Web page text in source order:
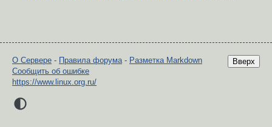
Вверх
О Сервере - Правила форума - Разметка Markdown
Сообщить об ошибке
https://www.linux.org.ru/